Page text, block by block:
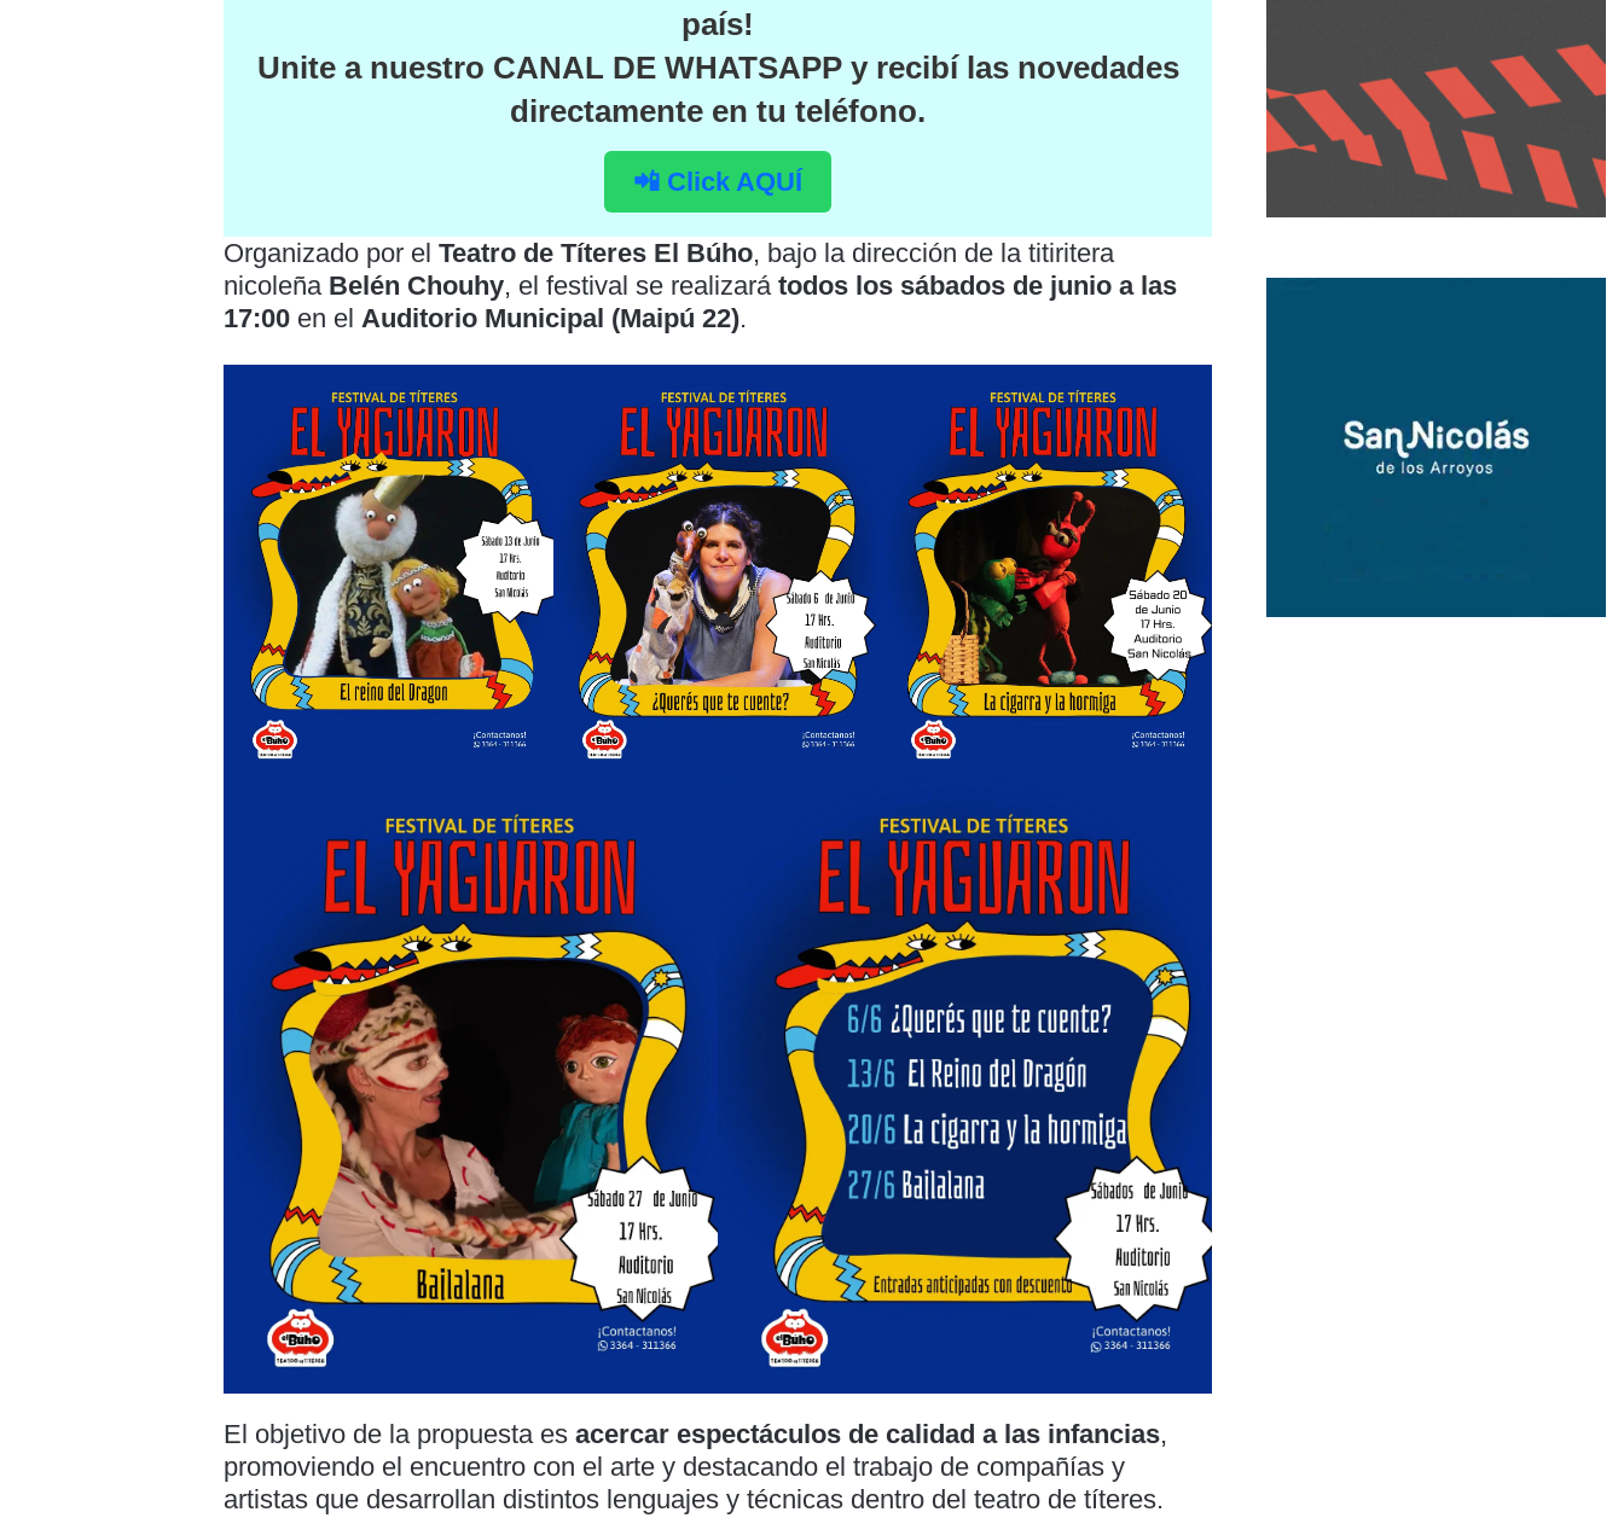
país!
Unite a nuestro CANAL DE WHATSAPPy recibí las novedades
directamente en tu teléfono.
📲 Click AQUÍ
Organizado por el Teatro de Títeres El Búho, bajo la dirección de la titiritera
nicoleña Belén Chouhy, el festival se realizará todos los sábados de junio a las
17:00 en el Auditorio Municipal (Maipú 22).
El objetivo de la propuesta es acercar espectáculos de calidad a las infancias,
promoviendo el encuentro con el arte y destacando el trabajo de compañías y
artistas que desarrollan distintos lenguajes y técnicas dentro del teatro de títeres.